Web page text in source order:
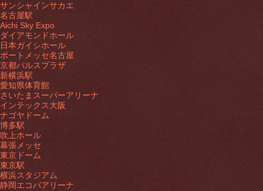
サンシャインサカエ
名古屋駅
Aichi Sky Expo
ダイアモンドホール
日本ガイシホール
ポートメッセ名古屋
京都パルスプラザ
新横浜駅
愛知県体育館
さいたまスーパーアリーナ
インテックス大阪
ナゴヤドーム
博多駅
吹上ホール
幕張メッセ
東京ドーム
東京駅
横浜スタジアム
静岡エコパアリーナ